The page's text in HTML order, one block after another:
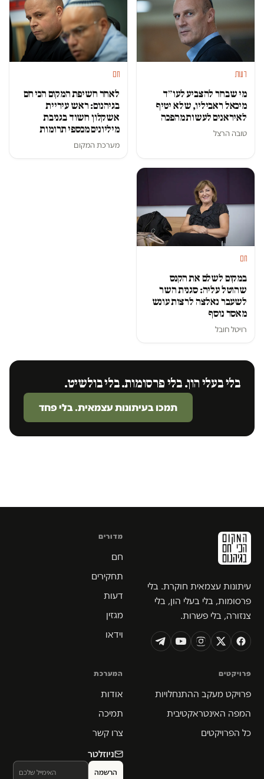
דעות
מי שבחר להצביע לעו״ד
מיכאל ראביליו, שלא יטיף
לאיראנים לעשות מהפכה
טובה הרצל
חם
לאחר חשיפת המקום הכי חם
בגיהנום: ראש עיריית
אשקלון חשוד בגניבת
מיליונים מכספי תרומות
מערכת המקום
חם
במקום לשלם את הקנס
שהוטל עליה: סגנית השר
לשעבר נאלצה לרצות עונש
מאסר נוסף
רויטל חובל
בלי בעלי הון. בלי פרסומות. בלי בולשיט.
תמכו בעיתונות עצמאית. בלי פחד
עיתונות עצמאית חוקרת. בלי
פרסומות, בלי בעלי הון, בלי
צנזורה, בלי פשרות.
מדורים
חם
תחקירים
דעות
מגזין
וידאו
פרויקטים
פרויקט מעקב ההתנחלויות
המפה האינטראקטיבית
כל הפרויקטים
המערכת
אודות
תמיכה
צרו קשר
ניוזלטר